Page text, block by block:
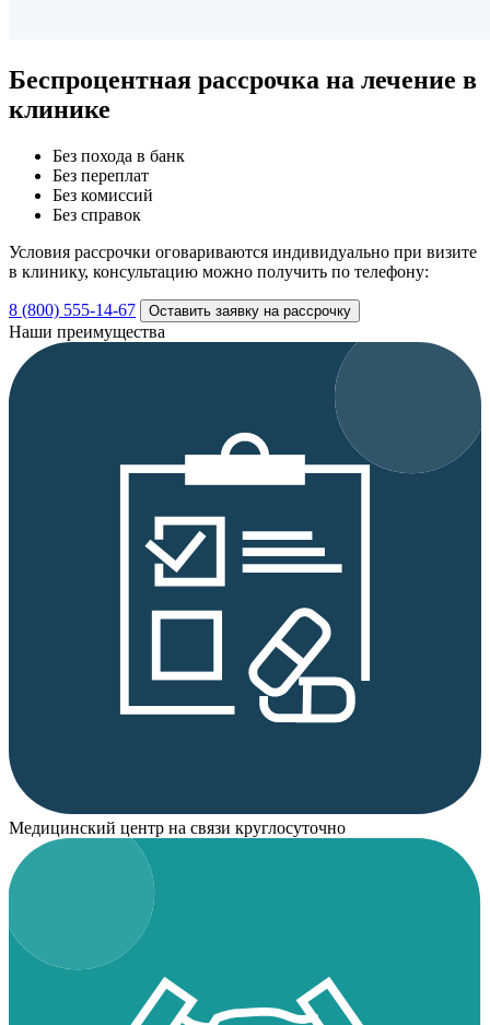
Беспроцентная рассрочка на лечение в
клинике
Без похода в банк
Без переплат
Без комиссий
Без справок
Условия рассрочки оговариваются индивидуально при визите
в клинику, консультацию можно получить по телефону:
8 (800) 555-14-67 Оставить заявку на рассрочку
Наши преимущества
Медицинский центр на связи круглосуточно